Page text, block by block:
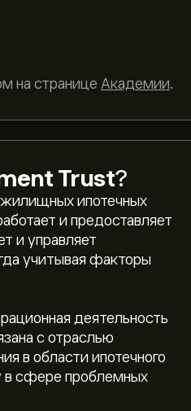
на странице Академии.
Trust?
ипотечных
и предоставляет
и управляет
учитывая факторы
деятельность
с отраслью
в области ипотечного
в сфере проблемных